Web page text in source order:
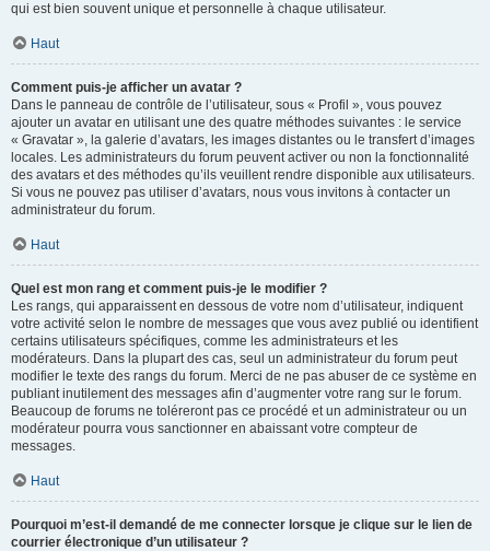
qui est bien souvent unique et personnelle à chaque utilisateur.
Haut
Comment puis-je afficher un avatar ?
Dans le panneau de contrôle de l’utilisateur, sous « Profil », vous pouvez
ajouter un avatar en utilisant une des quatre méthodes suivantes : le service
« Gravatar », la galerie d’avatars, les images distantes ou le transfert d’images
locales. Les administrateurs du forum peuvent activer ou non la fonctionnalité
des avatars et des méthodes qu’ils veuillent rendre disponible aux utilisateurs.
Si vous ne pouvez pas utiliser d’avatars, nous vous invitons à contacter un
administrateur du forum.
Haut
Quel est mon rang et comment puis-je le modifier ?
Les rangs, qui apparaissent en dessous de votre nom d’utilisateur, indiquent
votre activité selon le nombre de messages que vous avez publié ou identifient
certains utilisateurs spécifiques, comme les administrateurs et les
modérateurs. Dans la plupart des cas, seul un administrateur du forum peut
modifier le texte des rangs du forum. Merci de ne pas abuser de ce système en
publiant inutilement des messages afin d’augmenter votre rang sur le forum.
Beaucoup de forums ne toléreront pas ce procédé et un administrateur ou un
modérateur pourra vous sanctionner en abaissant votre compteur de
messages.
Haut
Pourquoi m’est-il demandé de me connecter lorsque je clique sur le lien de
courrier électronique d’un utilisateur ?